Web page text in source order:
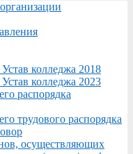
колледжа 2018
колледжа 2023
распорядка
трудового распорядка
осуществляющих